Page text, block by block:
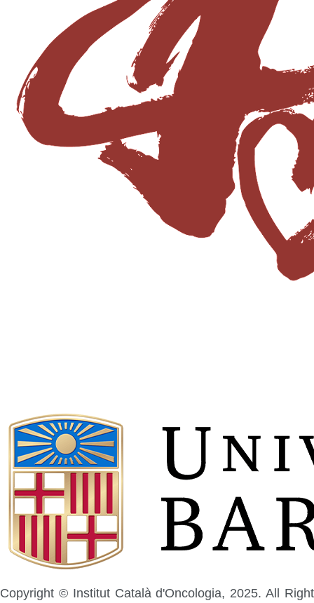
Copyright © Institut Català d'Oncologia, 2025. All Right